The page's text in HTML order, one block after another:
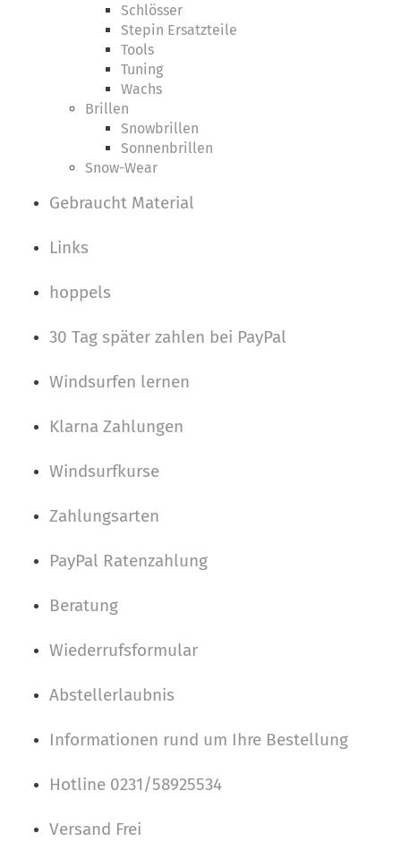
Schlösser
Stepin Ersatzteile
Tools
Tuning
Wachs
Brillen
Snowbrillen
Sonnenbrillen
Snow-Wear
Gebraucht Material
Links
hoppels
30 Tag später zahlen bei PayPal
Windsurfen lernen
Klarna Zahlungen
Windsurfkurse
Zahlungsarten
PayPal Ratenzahlung
Beratung
Wiederrufsformular
Abstellerlaubnis
Informationen rund um Ihre Bestellung
Hotline 0231/58925534
Versand Frei